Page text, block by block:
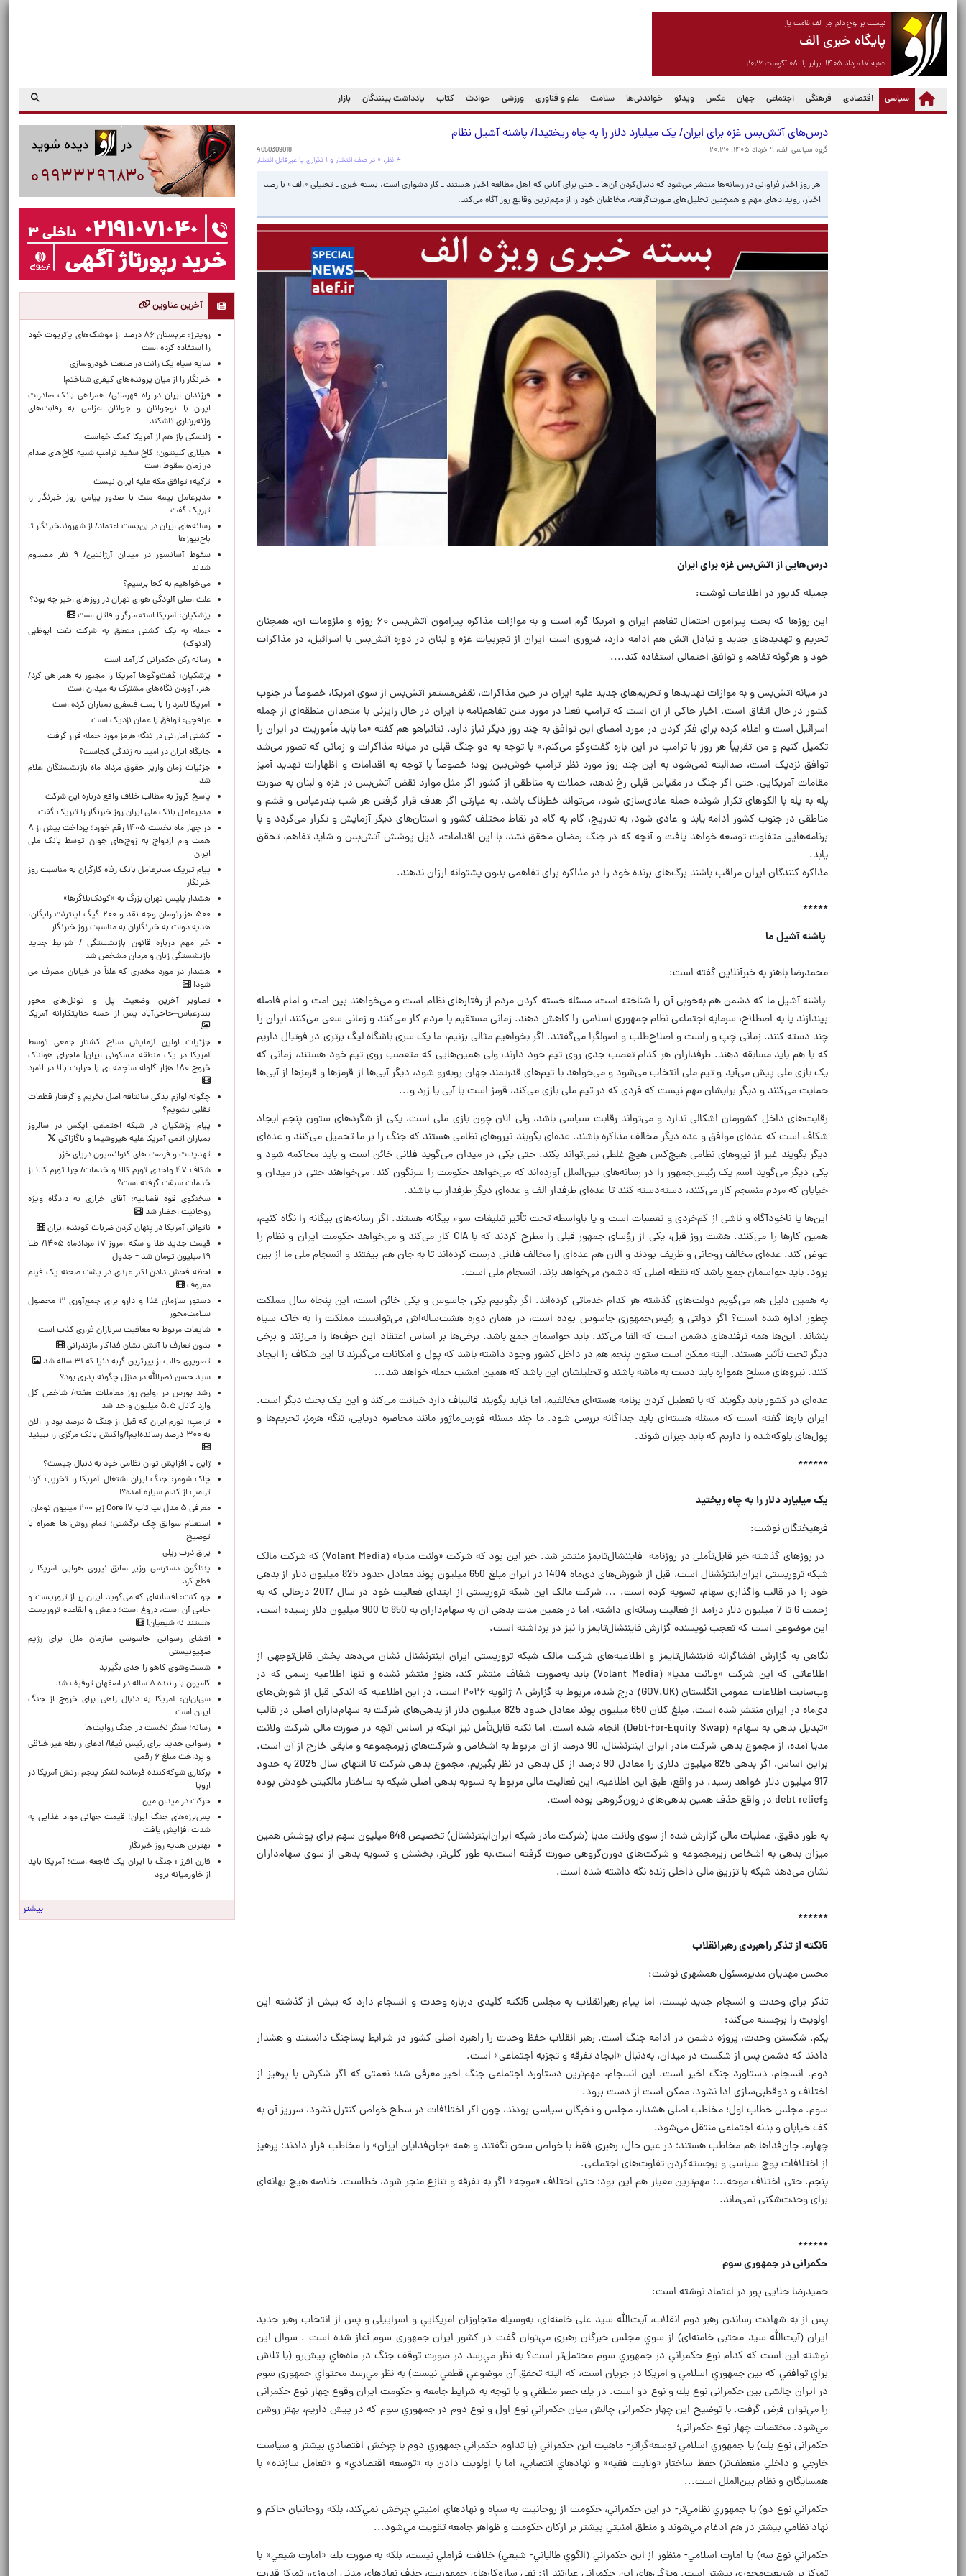
نیست بر لوح دلم جز الف قامت یار
پایگاه خبری الف
شنبه ۱۷ مرداد ۱۴۰۵ برابر با ۰۸ آگوست ۲۰۲۶
سیاسی
(current) اقتصادی فرهنگی اجتماعی جهان عکس ویدئو خواندنی‌ها سلامت علم و فناوری ورزشی حوادث کتاب یادداشت بینندگان بازار
درس‌های آتش‌بس غزه برای ایران/ یک‌ میلیارد دلار را به چاه ریختید!/ پاشنه آشیل نظام
گروه سیاسی الف، ۹ خرداد ۱۴۰۵، ۲۰:۳۰
4050309018
۴ نظر، ۰ در صف انتشار و ۱ تکراری یا غیرقابل انتشار
هر روز اخبار فراوانی در رسانه‌ها منتشر می‌شود که دنبال‌کردن آن‌ها ـ حتی برای آنانی که اهل مطالعه اخبار هستند‌ ـ کار دشواری است. بسته خبری ـ تحلیلی «الف» با رصد
اخبار، رویدادهای مهم و همچنین تحلیل‌های صورت‌گرفته، مخاطبان خود را از مهم‌ترین وقایع روز آگاه می‌کند.
درس‌هایی از آتش‌بس غزه برای ایران
جمیله کدیور در اطلاعات نوشت:
این روزها که بحث پیرامون احتمال تفاهم ایران و آمریکا گرم است و به موازات مذاکره پیرامون آتش‌بس ۶۰ روزه و ملزومات آن، همچنان
تحریم و تهدیدهای جدید و تبادل آتش هم ادامه دارد، ضروری است ایران از تجربیات غزه و لبنان در دوره آتش‌بس با اسرائیل، در مذاکرات
خود و هرگونه تفاهم و توافق احتمالی استفاده کند....
در میانه آتش‌بس و به موازات تهدیدها و تحریم‌های جدید علیه ایران در حین مذاکرات، نقض‌مستمر آتش‌بس از سوی آمریکا، خصوصاً در جنوب
کشور در حال اتفاق است. اخبار حاکی از آن است که ترامپ فعلا در مورد متن تفاهم‌نامه با ایران در حال رایزنی با متحدان منطقه‌ای از جمله
اسرائیل است و اعلام کرده برای فکر کردن در مورد امضای این توافق به چند روز دیگر نیاز دارد. نتانیاهو هم گفته «ما باید مأموریت در ایران را
تکمیل کنیم و من تقریباً هر روز با ترامپ در این باره گفت‌وگو می‌کنم.» با توجه به دو جنگ قبلی در میانه مذاکرات و زمانی که تصور می‌شد
توافق نزدیک است، صدالبته نمی‌شود به این چند روز مورد نظر ترامپ خوش‌بین بود؛ خصوصاً با توجه به اقدامات و اظهارات تهدید آمیز
مقامات آمریکایی. حتی اگر جنگ در مقیاس قبلی رخ ندهد، حملات به مناطقی از کشور اگر مثل موارد نقض آتش‌بس در غزه و لبنان به صورت
پله به پله با الگوهای تکرار شونده حمله عادی‌سازی شود، می‌تواند خطرناک باشد. به عبارتی اگر هدف قرار گرفتن هر شب بندرعباس و قشم و
مناطقی در جنوب کشور ادامه یابد و عادی شود، به تدریج، گام به گام در نقاط مختلف کشور و استان‌های دیگر آزمایش و تکرار می‌گردد و با
برنامه‌هایی متفاوت توسعه خواهد یافت و آنچه که در جنگ رمضان محقق نشد، با این اقدامات، ذیل پوشش آتش‌بس و شاید تفاهم، تحقق
یابد.
مذاکره کنندگان ایران مراقب باشند برگ‌های برنده خود را در مذاکره برای تفاهمی بدون پشتوانه ارزان ندهند.
*****
پاشنه آشیل ما
محمدرضا باهنر به خبرآنلاین گفته است:
پاشنه آشیل ما که دشمن هم به‌خوبی آن را شناخته است، مسئله خسته کردن مردم از رفتارهای نظام است و می‌خواهند بین امت و امام فاصله
بیندازند یا به اصطلاح، سرمایه اجتماعی نظام جمهوری اسلامی را کاهش دهند. زمانی مستقیم با مردم کار می‌کنند و زمانی سعی می‌کنند ایران را
چند دسته کنند. زمانی چپ و راست و اصلاح‌طلب و اصولگرا می‌گفتند. اگر بخواهیم مثالی بزنیم، ما یک سری باشگاه لیگ برتری در فوتبال داریم
که با هم باید مسابقه دهند. طرفداران هر کدام تعصب جدی روی تیم خود دارند، ولی همین‌هایی که متعصب روی تیم خود هستند، زمانی که
یک بازی ملی پیش می‌آید و تیم ملی انتخاب می‌شود و می‌خواهد با تیم‌های قدرتمند جهان روبه‌رو شود، دیگر آبی‌ها از قرمزها و قرمزها از آبی‌ها
حمایت می‌کنند و دیگر برایشان مهم نیست که فردی که در تیم ملی بازی می‌کند، قرمز است یا آبی یا زرد و...
رقابت‌های داخل کشورمان اشکالی ندارد و می‌تواند رقابت سیاسی باشد، ولی الان چون بازی ملی است، یکی از شگردهای ستون پنجم ایجاد
شکاف است که عده‌ای موافق و عده دیگر مخالف مذاکره باشند. عده‌ای بگویند نیروهای نظامی هستند که جنگ را بر ما تحمیل می‌کنند و عده‌ای
دیگر بگویند غیر از نیروهای نظامی هیچ‌کس هیچ غلطی نمی‌تواند بکند. حتی یکی در میدان می‌گوید فلانی خائن است و باید محاکمه شود و
یکی دیگر می‌گوید اسم یک رئیس‌جمهور را در رسانه‌های بین‌الملل آورده‌اند که می‌خواهد حکومت را سرنگون کند. می‌خواهند حتی در میدان و
خیابان که مردم منسجم کار می‌کنند، دسته‌دسته کنند تا عده‌ای طرفدار الف و عده‌ای دیگر طرفدار ب باشند.
این‌ها یا ناخودآگاه و ناشی از کم‌خردی و تعصبات است و یا باواسطه تحت تأثیر تبلیغات سوء بیگانه هستند. اگر رسانه‌های بیگانه را نگاه کنیم،
همین کارها را می‌کنند. هشت روز قبل، یکی از رؤسای جمهور قبلی را مطرح کردند که با CIA کار می‌کند و می‌خواهد حکومت ایران و نظام را
عوض کند. عده‌ای مخالف روحانی و ظریف بودند و الان هم عده‌ای را مخالف فلانی درست کرده‌اند تا به جان هم بیفتند و انسجام ملی ما از بین
برود. باید حواسمان جمع باشد که نقطه اصلی که دشمن می‌خواهد بزند، انسجام ملی است.
به همین دلیل هم می‌گویم دولت‌های گذشته هر کدام خدماتی کرده‌اند. اگر بگوییم یکی جاسوس و یکی خائن است، این پنجاه سال مملکت
چطور اداره شده است؟ اگر دولتی و رئیس‌جمهوری جاسوس بوده است، در همان دوره هشت‌ساله‌اش می‌توانست مملکت را به خاک سیاه
بنشاند. این‌ها همه ترفندهای دشمن است که القا می‌کند. باید حواسمان جمع باشد. برخی‌ها بر اساس اعتقاد این حرف‌ها را می‌زنند و برخی
دیگر تحت تأثیر هستند. البته ممکن است ستون پنجم هم در داخل کشور وجود داشته باشد که پول و امکانات می‌گیرند تا این شکاف را ایجاد
کنند. نیروهای مسلح همواره باید دست به ماشه باشند و تحلیلشان این باشد که همین امشب حمله خواهد شد...
عده‌ای در کشور باید بگویند که با تعطیل کردن برنامه هسته‌ای مخالفیم، اما نباید بگویند قالیباف دارد خیانت می‌کند و این یک بحث دیگر است.
ایران بارها گفته است که مسئله هسته‌ای باید جداگانه بررسی شود. ما چند مسئله فورس‌ماژور مانند محاصره دریایی، تنگه هرمز، تحریم‌ها و
پول‌های بلوکه‌شده را داریم که باید جبران شوند.
******
یک‌ میلیارد دلار را به چاه ریختید
فرهیختگان نوشت:
در روزهای گذشته خبر قابل‌تأملی در روزنامه فایننشال‌تایمز منتشر شد. خبر این بود که شرکت «ولنت مدیا» (Volant Media) که شرکت مالک
شبکه تروریستی ایران‌اینترنشنال است، قبل از شورش‌های دی‌ماه 1404 در ایران مبلغ 650 میلیون پوند معادل حدود 825 میلیون دلار از بدهی
خود را در قالب واگذاری سهام، تسویه کرده است. ... شرکت مالک این شبکه تروریستی از ابتدای فعالیت خود در سال 2017 درحالی که به
زحمت 6 تا 7 میلیون دلار درآمد از فعالیت رسانه‌ای داشته، اما در همین مدت بدهی آن به سهام‌داران به 850 تا 900 میلیون دلار رسیده است.
این موضوعی است که تعجب نویسنده گزارش فایننشال‌تایمز را نیز در برداشته است.
نگاهی به گزارش افشاگرانه فایننشال‌تایمز و اطلاعیه‌های شرکت مالک شبکه تروریستی ایران اینترنشنال نشان می‌دهد بخش قابل‌توجهی از
اطلاعاتی که این شرکت «ولانت مدیا» (Volant Media) باید به‌صورت شفاف منتشر کند، هنوز منتشر نشده و تنها اطلاعیه رسمی که در
وب‌سایت اطلاعات عمومی انگلستان (GOV.UK) درج شده، مربوط به گزارش ۸ ژانویه ۲۰۲۶ است. در این اطلاعیه که اندکی قبل از شورش‌های
دی‌ماه در ایران منتشر شده است، مبلغ کلان 650 میلیون پوند معادل حدود 825 میلیون دلار از بدهی‌های شرکت به سهام‌داران اصلی در قالب
«تبدیل بدهی به سهام» (Debt-for-Equity Swap) انجام شده است. اما نکته قابل‌تأمل نیز اینکه بر اساس آنچه در صورت مالی شرکت ولانت
مدیا آمده، از مجموع بدهی شرکت مادر ایران اینترنشنال، 90 درصد از آن مربوط به اشخاص و شرکت‌های زیرمجموعه و مابقی خارج از آن است.
براین اساس، اگر بدهی 825 میلیون دلاری را معادل 90 درصد از کل بدهی در نظر بگیریم، مجموع بدهی شرکت تا انتهای سال 2025 به حدود
917 میلیون دلار خواهد رسید. در واقع، طبق این اطلاعیه، این فعالیت مالی مربوط به تسویه بدهی اصلی شبکه به ساختار مالکیتی خودش بوده
وdebt relief در واقع حذف همین بدهی‌های درون‌گروهی بوده است.
به طور دقیق، عملیات مالی گزارش شده از سوی ولانت مدیا (شرکت مادر شبکه ایران‌اینترنشنال) تخصیص 648 میلیون سهم برای پوشش همین
میزان بدهی به اشخاص زیرمجموعه و شرکت‌های دورن‌گروهی صورت گرفته است.به طور کلی‌تر، بخشش و تسویه بدهی از سوی سهام‌داران
نشان می‌دهد شبکه با تزریق مالی داخلی زنده نگه داشته شده است.
******
5نکته از تذکر راهبردی رهبرانقلاب
محسن مهدیان مدیرمسئول همشهری نوشت:
تذکر برای وحدت و انسجام جدید نیست، اما پیام رهبرانقلاب به مجلس 5نکته کلیدی درباره وحدت و انسجام دارد که بیش از گذشته این
اولویت را برجسته می‌کند:
یکم. شکستن وحدت، پروژه دشمن در ادامه جنگ است. رهبر انقلاب حفظ وحدت را راهبرد اصلی کشور در شرایط پساجنگ دانستند و هشدار
دادند که دشمن پس از شکست در میدان، به‌دنبال «ایجاد تفرقه و تجزیه اجتماعی» است.
دوم. انسجام، دستاورد جنگ اخیر است. این انسجام، مهم‌ترین دستاورد اجتماعی جنگ اخیر معرفی شد؛ نعمتی که اگر شکرش با پرهیز از
اختلاف و دوقطبی‌سازی ادا نشود، ممکن است از دست برود.
سوم. مجلس خطاب اول؛ مخاطب اصلی هشدار، مجلس و نخبگان سیاسی بودند، چون اگر اختلافات در سطح خواص کنترل نشود، سرریز آن به
کف خیابان و بدنه اجتماعی منتقل می‌شود.
چهارم. جان‌فداها هم مخاطب هستند؛ در عین حال، رهبری فقط با خواص سخن نگفتند و همه «جان‌فدایان ایران» را مخاطب قرار دادند؛ پرهیز
از اختلافات پوچ سیاسی و برجسته‌کردن تفاوت‌های اجتماعی.
پنجم. حتی اختلاف موجه...؛ مهم‌ترین معیار هم این بود؛ حتی اختلاف «موجه» اگر به تفرقه و تنازع منجر شود، خطاست. خلاصه هیچ بهانه‌ای
برای وحدت‌شکنی نمی‌ماند.
******
حکمرانی در جمهوری سوم
حمیدرضا جلایی پور در اعتماد نوشته است:
پس از به شهادت رساندن رهبر دوم انقلاب، آيت‌الله سيد علی خامنه‌ای، به‌وسيله متجاوزان امريكايي و اسراييلی و پس از انتخاب رهبر جديد
ايران (آيت‌الله سيد مجتبی خامنه‌ای) از سوي مجلس خبرگان رهبری مي‌توان گفت در كشور ايران جمهوری سوم آغاز شده است . سوال اين
نوشته اين است كه كدام نوع حكمراني در جمهوري سوم محتمل‌تر است؟ به نظر مي‌رسد در صورت توقف جنگ در ماه‌هاي پيش‌رو (با تلاش
براي توافقي كه بين جمهوري اسلامي و امريكا در جريان است، كه البته تحقق آن موضوعي قطعي نيست) به نظر مي‌رسد محتواي جمهوری سوم
در ايران چالشی بين حكمرانی نوع يك و نوع دو است. در يك حصر منطقي و با توجه به شرايط جامعه و حكومت ايران وقوع چهار نوع حكمرانی
را مي‌توان فرض گرفت. با توضيح اين چهار حكمرانی چالش ميان حكمراني نوع اول و نوع دوم در جمهوري سوم كه در پيش داريم، بهتر روشن
مي‌شود. مختصات چهار نوع حكمرانی؛
حكمرانی نوع يك) يا جمهوري اسلامي توسعه‌گراتر- ماهيت اين حكمراني (يا تداوم حكمراني جمهوري دوم با چرخش اقتصادي بيشتر و سياست
خارجي و داخلي منعطف‌تر) حفظ ساختار «ولايت فقيه» و نهادهاي انتصابي، اما با اولويت‌ دادن به «توسعه اقتصادي» و «تعامل سازنده» با
همسايگان و نظام بين‌الملل است...
حكمراني نوع دو) يا جمهوري نظامي‌تر- در اين حكمراني، حكومت از روحانيت به سپاه و نهادهاي امنيتي چرخش نمي‌كند، بلكه روحانيان حاكم و
نهاد نظامي بيشتر در هم ادغام مي‌شوند و منطق امنيتي بيشتر بر اركان حكومت و ظواهر جامعه تقويت مي‌شود...
حكمراني نوع سه) يا امارت اسلامي- منظور از اين حكمراني (الگوي طالباني- شيعي) خلافت فراملي نيست، بلكه به صورت يك «امارت شيعي» با
آخرین عناوین
رویترز: عربستان ۸۶ درصد از موشک‌های پاتریوت خود
را استفاده کرده است
سایه سیاه یک رانت در صنعت خودروسازی
خبرنگار را از میان پرونده‌های کیفری شناختم!
​فرزندان ایران در راه قهرمانی/ همراهی بانک صادرات
ایران با نوجوانان و جوانان اعزامی به رقابت‌های
وزنه‌برداری تاشکند
زلنسکی باز هم از آمریکا کمک خواست
هیلاری کلینتون: کاخ سفید ترامپ شبیه کاخ‌های صدام
در زمان سقوط است
ترکیه: توافق مکه علیه ایران نیست
مدیرعامل بیمه ملت با صدور پیامی روز خبرنگار را
تبریک گفت
رسانه‌های ایران در بن‌بست اعتماد/ از شهروندخبرنگار تا
باج‌نیوزها
سقوط آسانسور در میدان آرژانتین/ ۹ نفر مصدوم
شدند
می‌خواهیم به کجا برسیم؟
علت اصلی آلودگی هوای تهران در روزهای اخیر چه بود؟
پزشکیان: آمریکا استعمارگر و قاتل است
حمله به یک کشتی متعلق به شرکت نفت ابوظبی
(ادنوک)
رسانه رکن حکمرانی کارآمد است
پزشکیان: گفت‌وگوها آمریکا را مجبور به همراهی کرد/
هنر، آوردن نگاه‌های مشترک به میدان است
آمریکا لامرد را با بمب فسفری بمباران کرده است
عراقچی: توافق با عمان نزدیک است
کشتی اماراتی در تنگه هرمز مورد حمله قرار گرفت
جایگاه ایران در امید به زندگی کجاست؟
جزئیات زمان واریز حقوق مرداد ماه بازنشستگان اعلام
شد
پاسخ کروز به مطالب خلاف واقع درباره این شرکت
مدیرعامل بانک ملی ایران روز خبرنگار را تبریک گفت
در چهار ماه نخست ۱۴۰۵ رقم خورد؛ پرداخت بیش از ۸
همت وام ازدواج به زوج‌های جوان توسط بانک ملی
ایران
پیام تبریک مدیرعامل بانک رفاه کارگران به مناسبت روز
خبرنگار
هشدار پلیس تهران بزرگ به «کودک‌بلاگرها»
۵۰۰ هزارتومان وجه نقد و ۲۰۰ گیگ اینترنت رایگان،
هدیه دولت به خبرنگاران به مناسبت روز خبرنگار
خبر مهم درباره قانون بازنشستگی / شرایط جدید
بازنشستگی زنان و مردان مشخص شد
هشدار در مورد مخدری که علناً در خیابان مصرف می
شود!
تصاویر آخرین وضعیت پل و تونل‌های محور
بندرعباس–حاجی‌آباد پس از حمله جنایتکارانه آمریکا
جزئیات اولین آزمایش سلاح کشتار جمعی توسط
آمریکا در یک منطقه مسکونی ایران| ماجرای هولناک
خروج ۱۸۰ هزار گلوله ساچمه ای با حرارت بالا در لامرد
چگونه لوازم یدکی سانتافه اصل بخریم و گرفتار قطعات
تقلبی نشویم؟
پیام پزشکیان در شبکه اجتماعی ایکس در سالروز
بمباران اتمی آمریکا علیه هیروشیما و ناگازاکی
تهدیدات و فرصت های کنوانسیون دریای خزر
شکاف ۴۷ واحدی تورم کالا و خدمات/ چرا تورم کالا از
خدمات سبقت گرفته است؟
سخنگوی قوه قضاییه: آقای خرازی به دادگاه ویژه
روحانیت احضار شد
ناتوانی آمریکا در پنهان کردن ضربات کوبنده ایران
قیمت جدید طلا و سکه امروز ۱۷ مردادماه ۱۴۰۵/ طلا
۱۹ میلیون تومان شد + جدول
لحظه‌ فحش دادن اکبر عبدی در پشت صحنه یک فیلم
معروف
دستور سازمان غذا و دارو برای جمع‌آوری ۳ محصول
سلامت‌محور
شایعات مربوط به معافیت سربازان فراری کذب است
بدون تعارف با آتش نشان فداکار مازندرانی
تصویری جالب از پیرترین گربه دنیا که ۳۱ ساله شد
سید حسن نصرالله در منزل چگونه پدری بود؟
رشد بورس در اولین روز معاملات هفته/ شاخص کل
وارد کانال ۵.۵ میلیون واحد شد
ترامپ: تورم ایران که قبل از جنگ ۵ درصد بود را الان
به ۳۰۰ درصد رسانده‌ایم!/واکنش بانک مرکزی را ببینید
ژاپن با افزایش توان نظامی خود به دنبال چیست؟
چاک شومر: جنگ ایران اشتغال آمریکا را تخریب کرد؛
ترامپ از کدام سیاره آمده؟!
معرفی ۵ مدل لپ تاپ Core i۷ زیر ۲۰۰ میلیون تومان
استعلام سوابق چک برگشتی؛ تمام روش ها همراه با
توضیح
یراق درب ریلی
پنتاگون دسترسی وزیر سابق نیروی هوایی آمریکا را
قطع کرد
جو کنت: افسانه‌ای که می‌گوید ایران پر از تروریست و
حامی آن است، دروغ است؛ داعش و القاعده تروریست
هستند نه شیعیان!
افشای رسوایی جاسوسی سازمان ملل برای رژیم
صهیونیستی
شست‌وشوی کاهو را جدی بگیرید
کامیون با راننده ۸ ساله در اصفهان توقیف شد
سی‌ان‌ان: آمریکا به دنبال راهی برای خروج از جنگ
ایران است
رسانه؛ سنگر نخست در جنگ روایت‌ها
رسوایی جدید برای رئیس فیفا/ ادعای رابطه غیراخلاقی
و پرداخت مبلغ ۶ رقمی
برکناری شوکه‌کننده فرمانده لشکر پنجم ارتش آمریکا در
اروپا
حركت در ميدان مين
پس‌لرزه‌های جنگ ایران؛ قیمت جهانی مواد غذایی به
شدت افزایش یافت
بهترین هدیه روز خبرنگار
فارن افرز : جنگ با ایران یک فاجعه است؛ آمریکا باید
از خاورمیانه برود
بیشتر